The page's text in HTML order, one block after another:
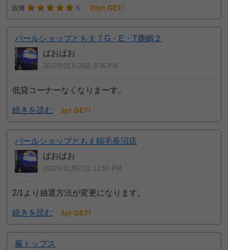
設備
5 20pt GET!
パールショップともえ７G・E・T鹿嶋２
ぱおぱお
2022年01月29日 3:36 PM
低貸コーナーなくなりまーす。
続きを読む 3pt GET!
パールショップともえ稲毛長沼店
ぱおぱお
2022年01月27日 12:55 PM
2/1より抽選方法が変更になります。
続きを読む 3pt GET!
蕨トップス